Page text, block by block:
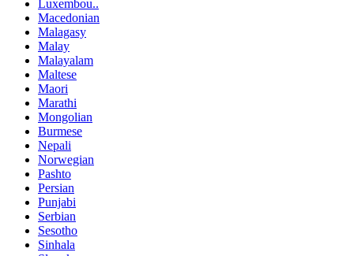
Luxembou..
Macedonian
Malagasy
Malay
Malayalam
Maltese
Maori
Marathi
Mongolian
Burmese
Nepali
Norwegian
Pashto
Persian
Punjabi
Serbian
Sesotho
Sinhala